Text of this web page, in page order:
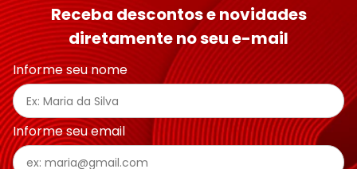
Receba descontos e novidades
diretamente no seu e-mail
Informe seu nome
Informe seu email